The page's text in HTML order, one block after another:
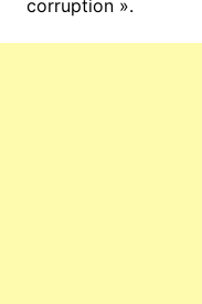
corruption ».